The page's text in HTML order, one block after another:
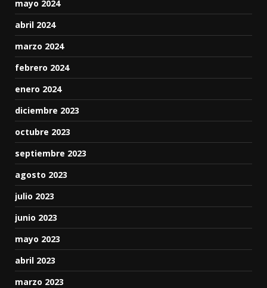
mayo 2024
abril 2024
marzo 2024
febrero 2024
enero 2024
diciembre 2023
octubre 2023
septiembre 2023
agosto 2023
julio 2023
junio 2023
mayo 2023
abril 2023
marzo 2023